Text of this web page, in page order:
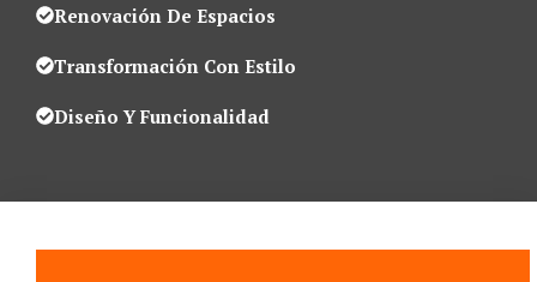
Renovación De Espacios
Transformación Con Estilo
Diseño Y Funcionalidad